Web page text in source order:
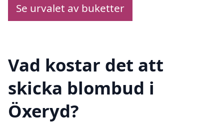
Se urvalet av buketter
Vad kostar det att
skicka blombud i
Öxeryd?